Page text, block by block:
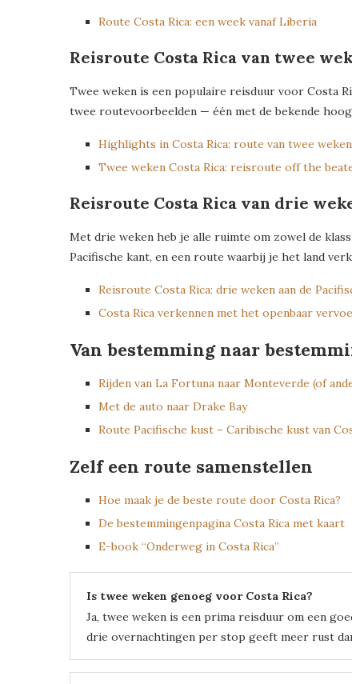
Route Costa Rica: een week vanaf Liberia
Reisroute Costa Rica van twee
Twee weken is een populaire reisduur voor Costa
twee routevoorbeelden — één met de bekende
Highlights in Costa Rica: route van twee weken
Twee weken Costa Rica: reisroute off the
Reisroute Costa Rica van drie
Met drie weken heb je alle ruimte om zowel de
Pacifische kant, en een route waarbij je het land
Reisroute Costa Rica: drie weken aan de
Costa Rica verkennen met het openbaar
Van bestemming naar
Rijden van La Fortuna naar Monteverde (of
Met de auto naar Drake Bay
Route Pacifische kust – Caribische kust van
Zelf een route samenstellen
Hoe maak je de beste route door Costa Rica?
De bestemmingenpagina Costa Rica met kaart
E-book “Onderweg in Costa Rica”
Is twee weken genoeg voor Costa Rica?
Ja, twee weken is een prima reisduur om een
drie overnachtingen per stop geeft meer rust